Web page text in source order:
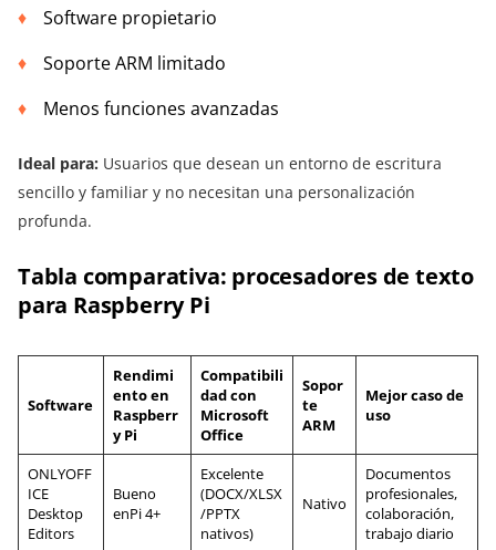
Software propietario
Soporte ARM limitado
Menos funciones avanzadas
Ideal para: Usuarios que desean un entorno de escritura
sencillo y familiar y no necesitan una personalización
profunda.
Tabla comparativa: procesadores de texto
para Raspberry Pi
Software
Rendimi
ento en
Raspberr
y Pi
Compatibili
dad con
Microsoft
Office
Sopor
te
ARM
Mejor caso de
uso
ONLYOFF
ICE
Desktop
Editors
Bueno
enPi 4+
Excelente
(DOCX/XLSX
/PPTX
nativos)
Nativo
Documentos
profesionales,
colaboración,
trabajo diario